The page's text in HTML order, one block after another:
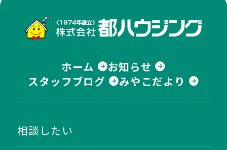
ホーム
お知らせ
スタッフブログ
みやこだより
相談したい